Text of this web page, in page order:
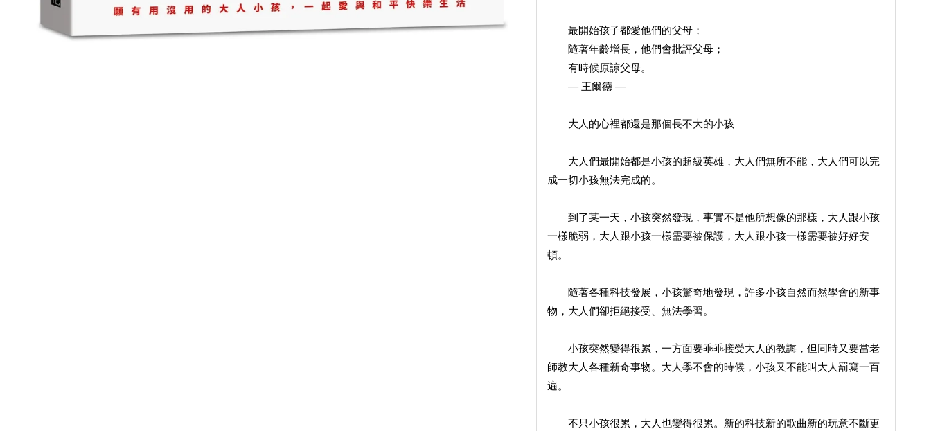
最開始孩子都愛他們的父母；
隨著年齡增長，他們會批評父母；
有時候原諒父母。
— 王爾德 —
大人的心裡都還是那個長不大的小孩
大人們最開始都是小孩的超級英雄，大人們無所不能，大人們可以完
成一切小孩無法完成的。
到了某一天，小孩突然發現，事實不是他所想像的那樣，大人跟小孩
一樣脆弱，大人跟小孩一樣需要被保護，大人跟小孩一樣需要被好好安
頓。
隨著各種科技發展，小孩驚奇地發現，許多小孩自然而然學會的新事
物，大人們卻拒絕接受、無法學習。
小孩突然變得很累，一方面要乖乖接受大人的教誨，但同時又要當老
師教大人各種新奇事物。大人學不會的時候，小孩又不能叫大人罰寫一百
遍。
不只小孩很累，大人也變得很累。新的科技新的歌曲新的玩意不斷更